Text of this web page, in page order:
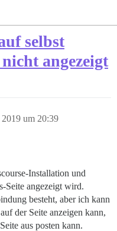
selbst
angezeigt
um 20:39
Installation und
Seite angezeigt wird.
besteht, aber ich kann
der Seite anzeigen kann,
aus posten kann.